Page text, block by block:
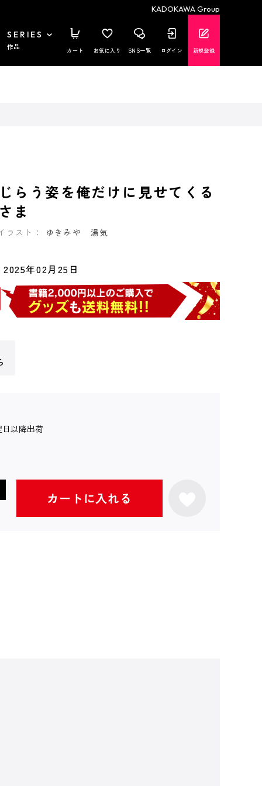
KADOKAWA Group
SERIES
作品 カート お気に入り SNS一覧 ログイン 新規登録
らう姿を俺だけに見せてくる
ま
ラスト： ゆきみや 湯気
2025年02月25日
日以降出荷
カートに入れる